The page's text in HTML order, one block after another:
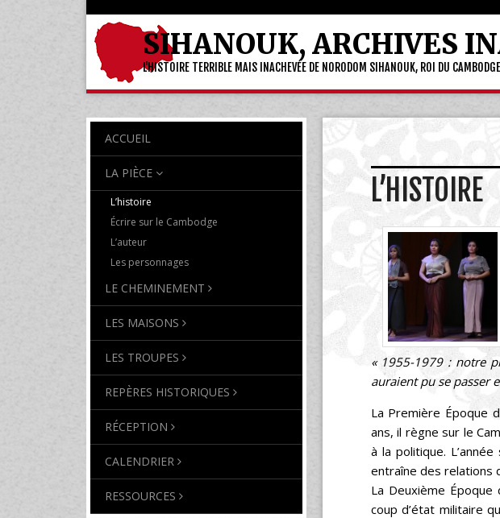
SIHANOUK, ARCHIVES
L'HISTOIRE TERRIBLE MAIS INACHEVÉE DE NORODOM SIHANOUK, ROI DU CAMBODGE
ACCUEIL
LA PIÈCE
L’histoire
Écrire sur le Cambodge
L’auteur
Les personnages
LE CHEMINEMENT
LES MAISONS
LES TROUPES
REPÈRES HISTORIQUES
RÉCEPTION
CALENDRIER
RESSOURCES
L’HISTOIRE
« 1955-1979 : notre
auraient pu se passer
La Première Époque
ans, il règne sur le
à la politique.
entraîne des relations
La Deuxième
coup d’état militaire